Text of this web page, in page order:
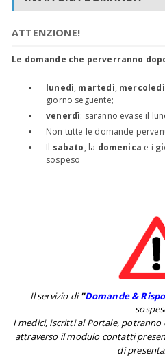
ATTENZIONE!
Le domande che perverranno
lunedì, martedì, mercoledì
giorno seguente;
venerdì: saranno evase il
Non tutte le domande
Il sabato, la domenica e i
sospeso
Il servizio di''Domande &
I medici, iscritti al Portale,
attraverso il modulo contatti
di